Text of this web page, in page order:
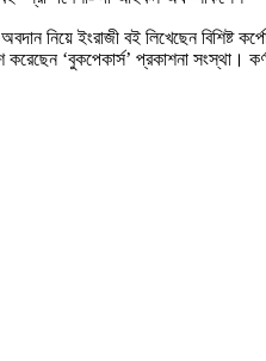
নিয়ে ইংরাজী বই লিখেছেন
করেছেন ‘বুকপেকার্স’ প্রকাশনা